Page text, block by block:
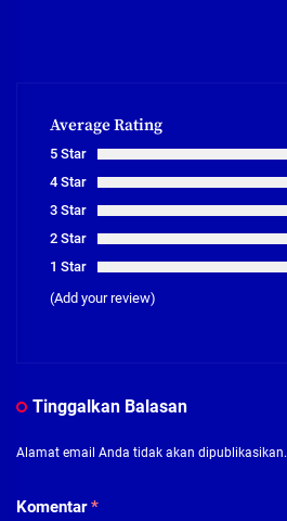
Average Rating
5 Star
4 Star
3 Star
2 Star
1 Star
(Add your review)
Tinggalkan Balasan
Alamat email Anda tidak akan dipublikasikan.
Komentar*